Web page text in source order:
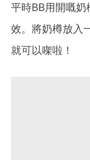
平時BB用開嘅
效。將奶樽放入
就可以㗎啦！